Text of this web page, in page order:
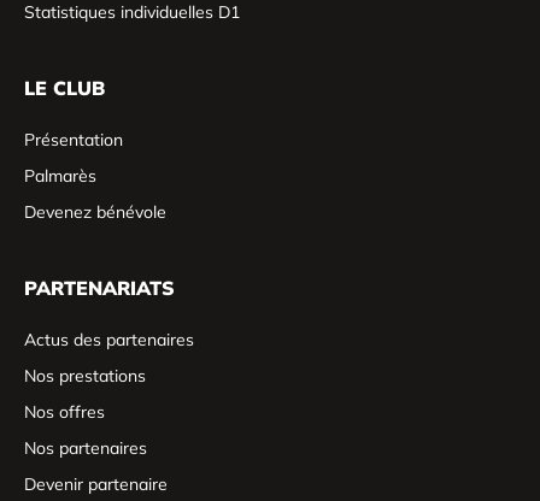
Statistiques individuelles D1
LE CLUB
Présentation
Palmarès
Devenez bénévole
PARTENARIATS
Actus des partenaires
Nos prestations
Nos offres
Nos partenaires
Devenir partenaire